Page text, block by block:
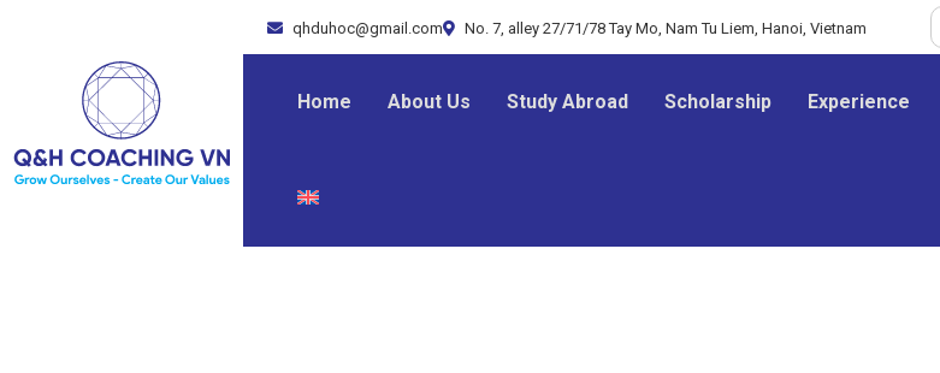
qhduhoc@gmail.com No. 7, alley 27/71/78 Tay Mo, Nam Tu Liem, Hanoi, Vietnam
Home About Us Study Abroad Scholarship Experience